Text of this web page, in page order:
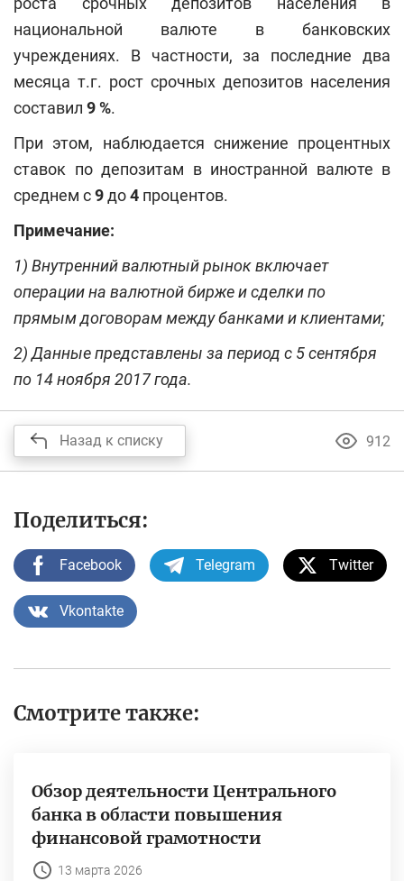
национальной валюте в банковских
учреждениях. В частности, за последние два
месяца т.г. рост срочных депозитов населения
составил 9 %.
При этом, наблюдается снижение процентных
ставок по депозитам в иностранной валюте в
среднем с9до4 процентов.
Примечание:
1) Внутренний валютный рынок включает
операции на валютной бирже и сделки по
прямым договорам между банками и клиентами;
2) Данные представлены за период с 5 сентября
по 14 ноября 2017 года.
Назад к списку 912
Поделиться:
Facebook Telegram Twitter
Vkontakte
Смотрите также:
Обзор деятельности Центрального
банка в области повышения
финансовой грамотности
13 марта 2026